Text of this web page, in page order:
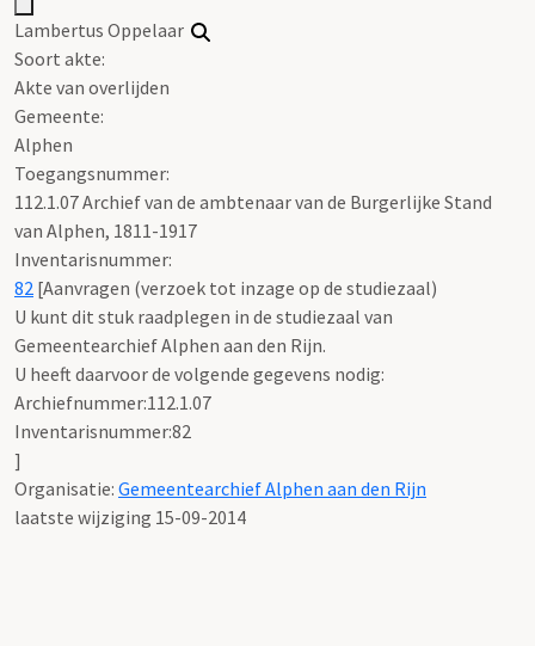
Lambertus Oppelaar
Soort akte:
Akte van overlijden
Gemeente:
Alphen
Toegangsnummer:
112.1.07 Archief van de ambtenaar van de Burgerlijke Stand
van Alphen, 1811-1917
Inventarisnummer:
82 [Aanvragen (verzoek tot inzage op de studiezaal)
U kunt dit stuk raadplegen in de studiezaal van
Gemeentearchief Alphen aan den Rijn.
U heeft daarvoor de volgende gegevens nodig:
Archiefnummer:112.1.07
Inventarisnummer:82
]
Organisatie: Gemeentearchief Alphen aan den Rijn
laatste wijziging 15-09-2014